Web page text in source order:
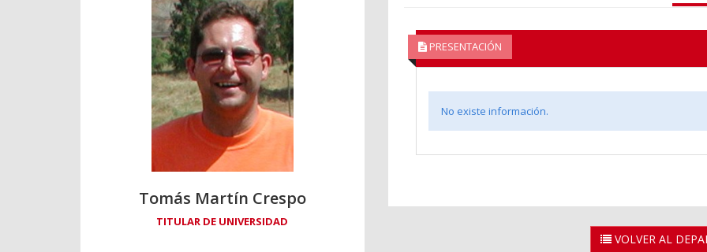
Tomás Martín Crespo
TITULAR DE UNIVERSIDAD
PRESENTACIÓN
No existe información.
VOLVER AL